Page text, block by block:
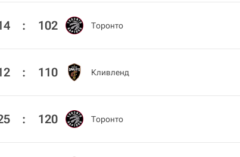
: 102 Торонто
: 110 Кливленд
: 120 Торонто